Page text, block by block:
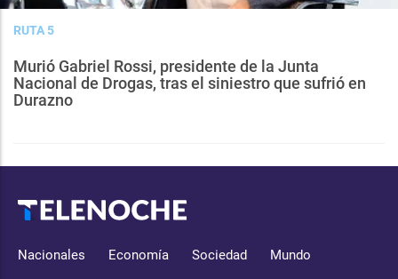
RUTA 5
Murió Gabriel Rossi, presidente de la Junta
Nacional de Drogas, tras el siniestro que sufrió en
Durazno
Nacionales Economía Sociedad Mundo